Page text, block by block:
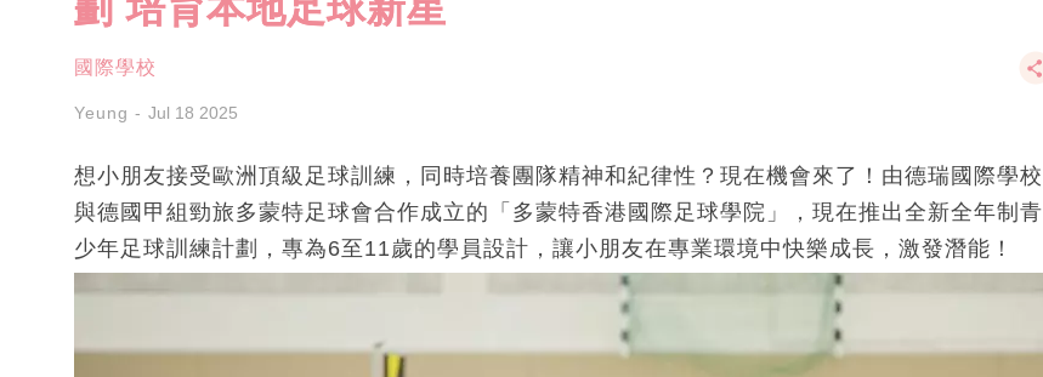
國際學校
Yeung Jul 18 2025
想小朋友接受歐洲頂級足球訓練，同時培養團隊精神和紀律性？現在機會來了！由德瑞國際學校
與德國甲組勁旅多蒙特足球會合作成立的「多蒙特香港國際足球學院」，現在推出全新全年制青
少年足球訓練計劃，專為6至11歲的學員設計，讓小朋友在專業環境中快樂成長，激發潛能！